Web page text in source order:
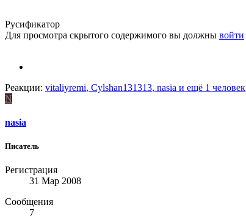
Русификатор
Для просмотра скрытого содержимого вы должны войти
Реакции: vitaliyremi, Cylshan131313, nasia и ещё 1 человек
N
nasia
Писатель
Регистрация
31 Мар 2008
Сообщения
7